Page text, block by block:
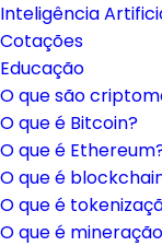
Inteligência
Cotações
Educação
O que são
O que é Bitcoin?
O que é
O que é
O que é
O que é